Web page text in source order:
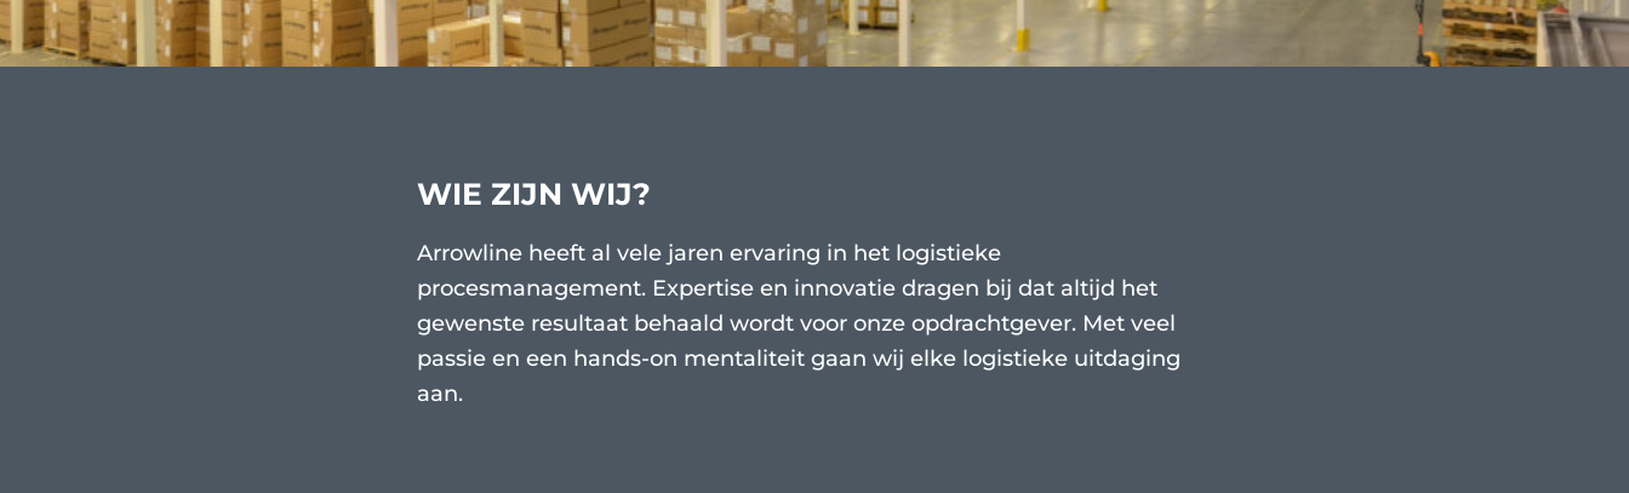
WIE ZIJN WIJ?
Arrowline heeft al vele jaren ervaring in het logistieke
procesmanagement. Expertise en innovatie dragen bij dat altijd het
gewenste resultaat behaald wordt voor onze opdrachtgever. Met veel
passie en een hands-on mentaliteit gaan wij elke logistieke uitdaging
aan.